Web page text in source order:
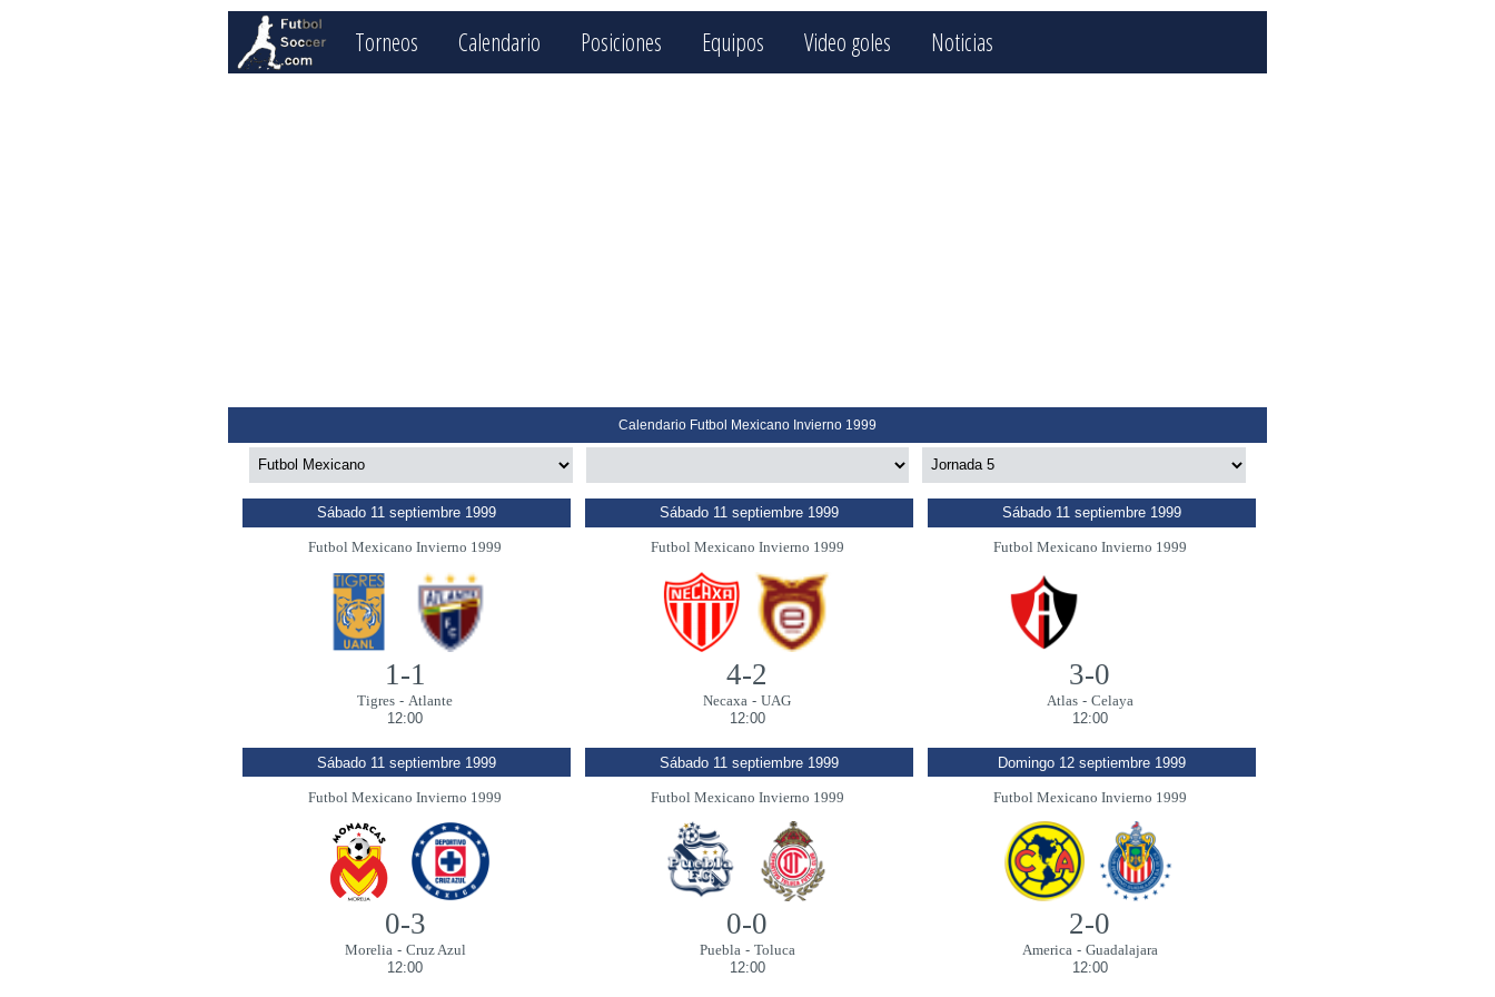
Torneos Calendario Posiciones Equipos Video goles Noticias
Calendario Futbol Mexicano Invierno 1999
Sábado 11 septiembre 1999
Futbol Mexicano Invierno 1999
1-1
Tigres - Atlante
12:00
Sábado 11 septiembre 1999
Futbol Mexicano Invierno 1999
4-2
Necaxa -UAG
12:00
Sábado 11 septiembre 1999
Futbol Mexicano Invierno 1999
3-0
Atlas- Celaya
12:00
Sábado 11 septiembre 1999
Futbol Mexicano Invierno 1999
0-3
Morelia- Cruz Azul
12:00
Sábado 11 septiembre 1999
Futbol Mexicano Invierno 1999
0-0
Puebla- Toluca
12:00
Domingo 12 septiembre 1999
Futbol Mexicano Invierno 1999
2-0
America- Guadalajara
12:00